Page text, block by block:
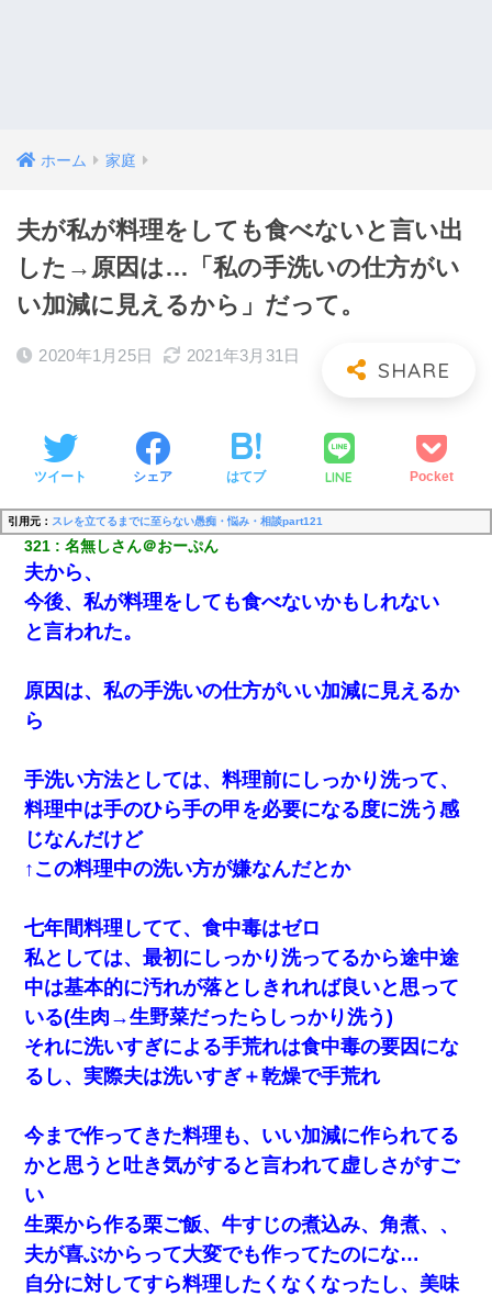
ホーム 家庭
夫が私が料理をしても食べないと言い出
した→原因は…「私の手洗いの仕方がい
い加減に見えるから」だって。
2020年1月25日 2021年3月31日
ツイート シェア はてブ LINE Pocket
引用元： スレを立てるまでに至らない愚痴・悩み・相談part121
321 名無しさん＠おーぷん
夫から、
今後、私が料理をしても食べないかもしれない
と言われた。
原因は、私の手洗いの仕方がいい加減に見えるか
ら
手洗い方法としては、料理前にしっかり洗って、
料理中は手のひら手の甲を必要になる度に洗う感
じなんだけど
↑この料理中の洗い方が嫌なんだとか
七年間料理してて、食中毒はゼロ
私としては、最初にしっかり洗ってるから途中途
中は基本的に汚れが落としきれれば良いと思って
いる(生肉→生野菜だったらしっかり洗う)
それに洗いすぎによる手荒れは食中毒の要因にな
るし、実際夫は洗いすぎ＋乾燥で手荒れ
今まで作ってきた料理も、いい加減に作られてる
かと思うと吐き気がすると言われて虚しさがすご
い
生栗から作る栗ご飯、牛すじの煮込み、角煮、、
夫が喜ぶからって大変でも作ってたのにな…
自分に対してすら料理したくなくなったし、美味